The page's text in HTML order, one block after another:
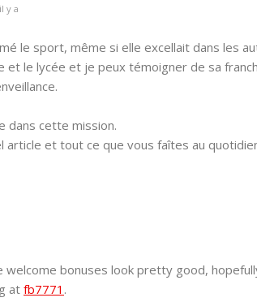
y a
le sport, même si elle excellait dans les
et le lycée et je peux témoigner de sa
dans cette mission.
article et tout ce que vous faîtes au
welcome bonuses look pretty good,
atfb7771 .